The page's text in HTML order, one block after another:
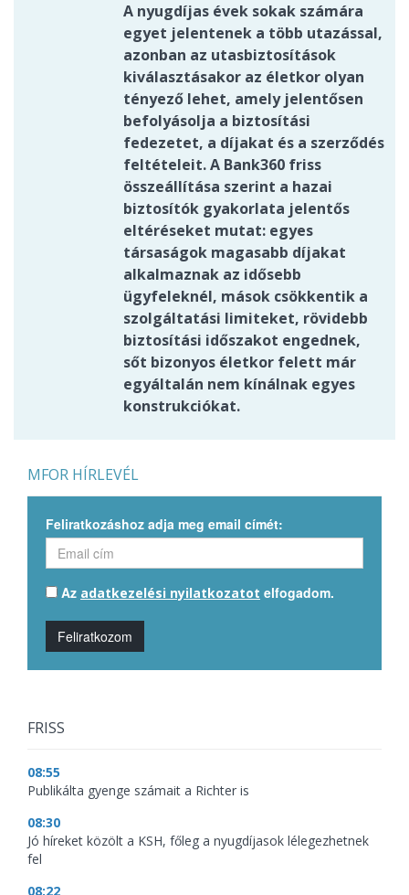
A nyugdíjas évek sokak számára
egyet jelentenek a több utazással,
azonban az utasbiztosítások
kiválasztásakor az életkor olyan
tényező lehet, amely jelentősen
befolyásolja a biztosítási
fedezetet, a díjakat és a szerződés
feltételeit. A Bank360 friss
összeállítása szerint a hazai
biztosítók gyakorlata jelentős
eltéréseket mutat: egyes
társaságok magasabb díjakat
alkalmaznak az idősebb
ügyfeleknél, mások csökkentik a
szolgáltatási limiteket, rövidebb
biztosítási időszakot engednek,
sőt bizonyos életkor felett már
egyáltalán nem kínálnak egyes
konstrukciókat.
MFOR HÍRLEVÉL
Feliratkozáshoz adja meg email címét:
Az adatkezelési nyilatkozatot elfogadom.
Feliratkozom
FRISS
08:55
Publikálta gyenge számait a Richter is
08:30
Jó híreket közölt a KSH, főleg a nyugdíjasok lélegezhetnek
fel
08:22